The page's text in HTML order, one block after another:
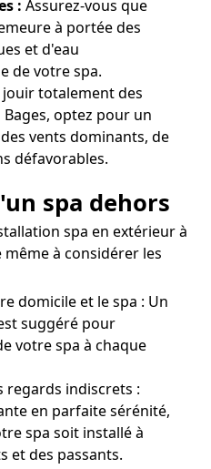
: Assurez-vous que
à portée des
et d'eau
de votre spa.
jouir totalement des
optez pour un
vents dominants, de
défavorables.
spa dehors
spa en extérieur à
à considérer les
domicile et le spa : Un
suggéré pour
votre spa à chaque
regards indiscrets :
en parfaite sérénité,
spa soit installé à
et des passants.